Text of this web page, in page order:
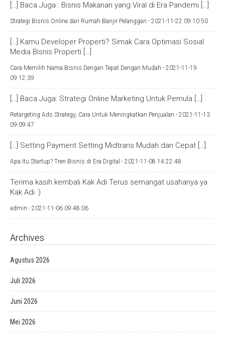
[…] Baca Juga : Bisnis Makanan yang Viral di Era Pandemi […]
Strategi Bisnis Online dari Rumah Banjir Pelanggan - 2021-11-22 09:10:50
[…] Kamu Developer Properti? Simak Cara Optimasi Sosial
Media Bisnis Properti […]
Cara Memilih Nama Bisnis Dengan Tepat Dengan Mudah - 2021-11-19
09:12:39
[…] Baca Juga: Strategi Online Marketing Untuk Pemula […]
Retargeting Ads Strategy, Cara Untuk Meningkatkan Penjualan - 2021-11-13
09:09:47
[…] Setting Payment Setting Midtrans Mudah dan Cepat […]
Apa Itu Startup? Tren Bisnis di Era Digital - 2021-11-08 14:22:48
Terima kasih kembali Kak Adi Terus semangat usahanya ya
Kak Adi :)
admin - 2021-11-06 09:48:06
Archives
Agustus 2026
Juli 2026
Juni 2026
Mei 2026